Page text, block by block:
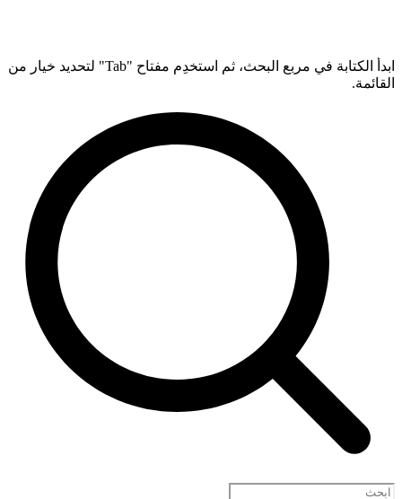
ابدأ الكتابة في مربع البحث، ثم استخدِم مفتاح "Tab" لتحديد خيار من
القائمة.